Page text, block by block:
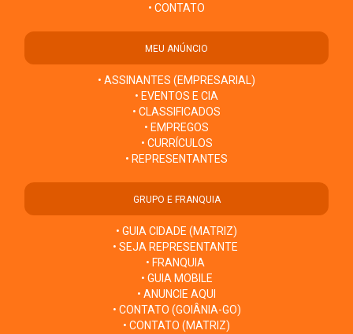
• CONTATO
MEU ANÚNCIO
• ASSINANTES (EMPRESARIAL)
• EVENTOS E CIA
• CLASSIFICADOS
• EMPREGOS
• CURRÍCULOS
• REPRESENTANTES
GRUPO E FRANQUIA
• GUIA CIDADE (MATRIZ)
• SEJA REPRESENTANTE
• FRANQUIA
• GUIA MOBILE
• ANUNCIE AQUI
• CONTATO (GOIÂNIA-GO)
• CONTATO (MATRIZ)